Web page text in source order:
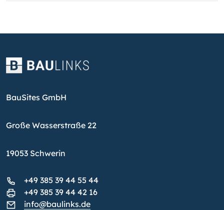
BauSites GmbH
Große Wasserstraße 22
19053 Schwerin
+49 385 39 44 55 44
+49 385 39 44 42 16
info@baulinks.de